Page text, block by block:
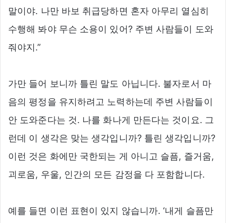
말이야. 나만 바보 취급당하면 혼자 아무리 열심히
수행해 봐야 무슨 소용이 있어? 주변 사람들이 도와
줘야지.”
가만 들어 보니까 틀린 말도 아닙니다. 불자로서 마
음의 평정을 유지하려고 노력하는데 주변 사람들이
안 도와준다는 것. 나를 화나게 만든다는 것이요. 그
런데 이 생각은 맞는 생각입니까? 틀린 생각입니까?
이런 것은 화에만 국한되는 게 아니고 슬픔, 즐거움,
괴로움, 우울, 인간의 모든 감정을 다 포함합니다.
예를 들면 이런 표현이 있지 않습니까. ‘내게 슬픔만